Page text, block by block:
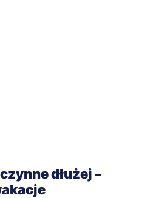
dłużej –